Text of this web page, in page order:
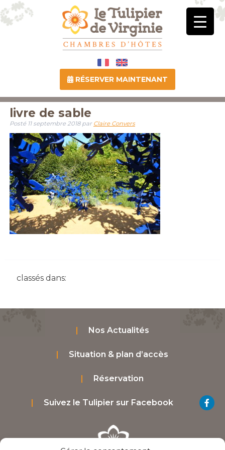
RÉSERVER MAINTENANT
livre de sable
Posté 11 septembre 2018 par Claire Convers
classés dans:
Nos Actualités
Situation & plan d’accès
Réservation
Suivez le Tulipier sur Facebook